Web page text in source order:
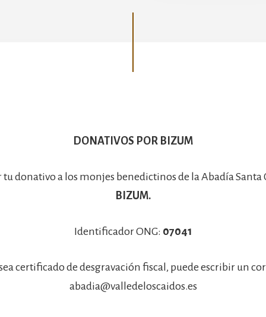
DONATIVOS POR BIZUM
tu donativo a los monjes benedictinos de la Abadía Santa
BIZUM.
Identificador ONG: 07041
certificado de desgravación fiscal, puede escribir un
abadia@valledeloscaidos.es